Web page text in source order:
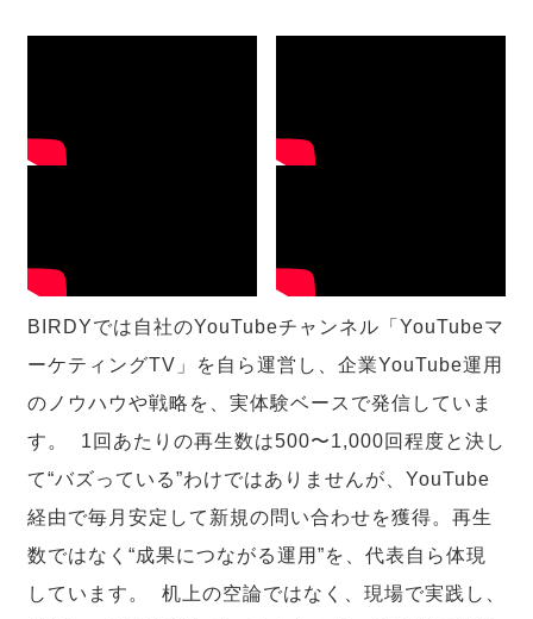
BIRDYでは自社のYouTubeチャンネル「YouTubeマ
ーケティングTV」を自ら運営し、企業YouTube運用
のノウハウや戦略を、実体験ベースで発信していま
す。 1回あたりの再生数は500〜1,000回程度と決し
て“バズっている”わけではありませんが、YouTube
経由で毎月安定して新規の問い合わせを獲得。再生
数ではなく“成果につながる運用”を、代表自ら体現
しています。 机上の空論ではなく、現場で実践し、